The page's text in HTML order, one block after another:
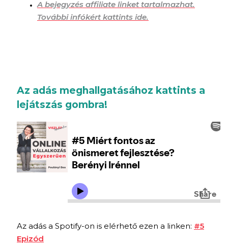
A bejegyzés affiliate linket tartalmazhat.
További infókért kattints ide.
Az adás meghallgatásához kattints a
lejátszás gombra!
Az adás a Spotify-on is elérhető ezen a linken: #5
Epizód